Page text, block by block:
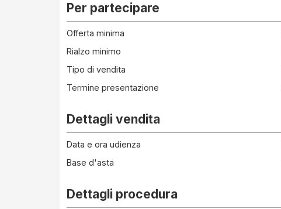
Per partecipare
Offerta minima
Rialzo minimo
Tipo di vendita
Termine presentazione
Dettagli vendita
Data e ora udienza
Base d'asta
Dettagli procedura